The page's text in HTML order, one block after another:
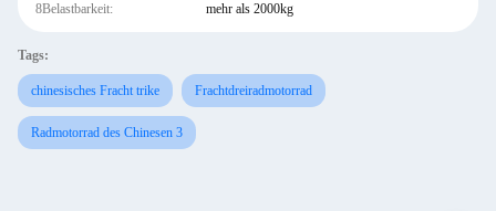
8Belastbarkeit: mehr als 2000kg
Tags:
chinesisches Fracht trike Frachtdreiradmotorrad
Radmotorrad des Chinesen 3